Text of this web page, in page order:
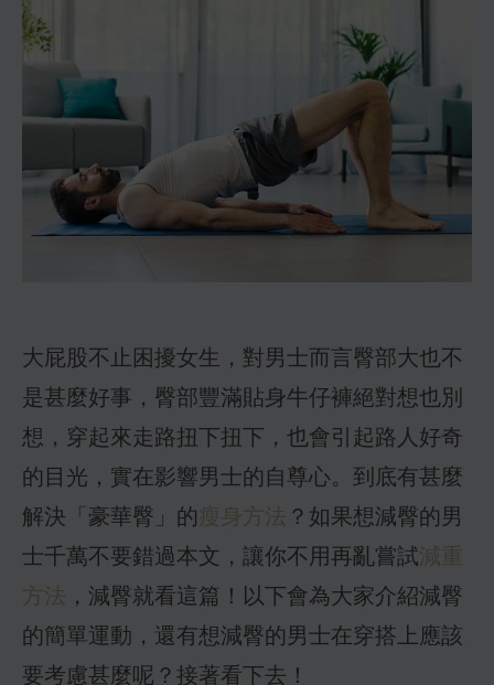
大屁股不止困擾女生，對男士而言臀部大也不
是甚麼好事，臀部豐滿貼身牛仔褲絕對想也別
想，穿起來走路扭下扭下，也會引起路人好奇
的目光，實在影響男士的自尊心。到底有甚麼
解決「豪華臀」的瘦身方法 ？如果想減臀的男
士千萬不要錯過本文，讓你不用再亂嘗試減重
方法 ，減臀就看這篇！以下會為大家介紹減臀
的簡單運動，還有想減臀的男士在穿搭上應該
要考慮甚麼呢？接著看下去！